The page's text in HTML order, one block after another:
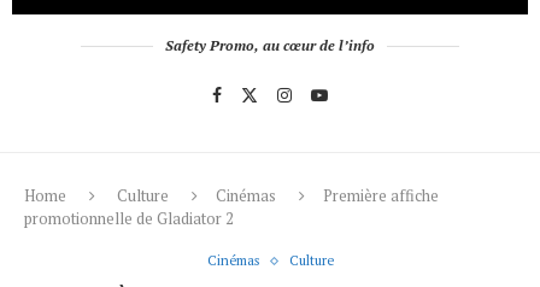
Safety Promo, au cœur de l’info
Home Culture Cinémas
Première affiche
promotionnelle de Gladiator 2
Cinémas Culture